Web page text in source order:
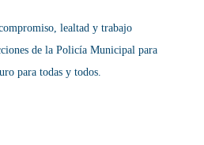
lealtad y trabajo
de la Policía Municipal para
para todas y todos.